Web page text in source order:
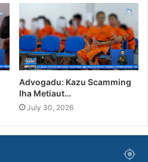
Advogadu: Kazu Scamming
Iha Metiaut…
July 30, 2026